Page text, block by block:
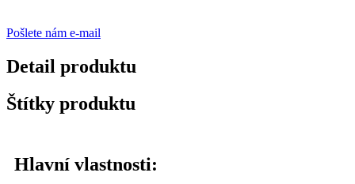
Pošlete nám e-mail
Detail produktu
Štítky produktu
Hlavní vlastnosti: